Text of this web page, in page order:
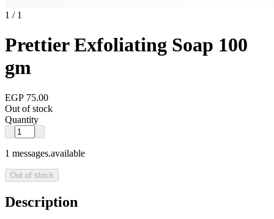
1 / 1
Prettier Exfoliating Soap 100
gm
EGP 75.00
Out of stock
Quantity
1 messages.available
Out of stock
Description